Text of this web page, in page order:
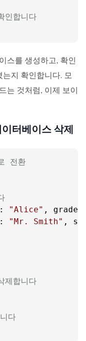
합니다
스를 생성하고, 확인
지 확인합니다. 모
는 것처럼, 이제 보이
터베이스 삭제
전환
: "Alice" , grade
: "Mr. Smith" ,
합니다
다